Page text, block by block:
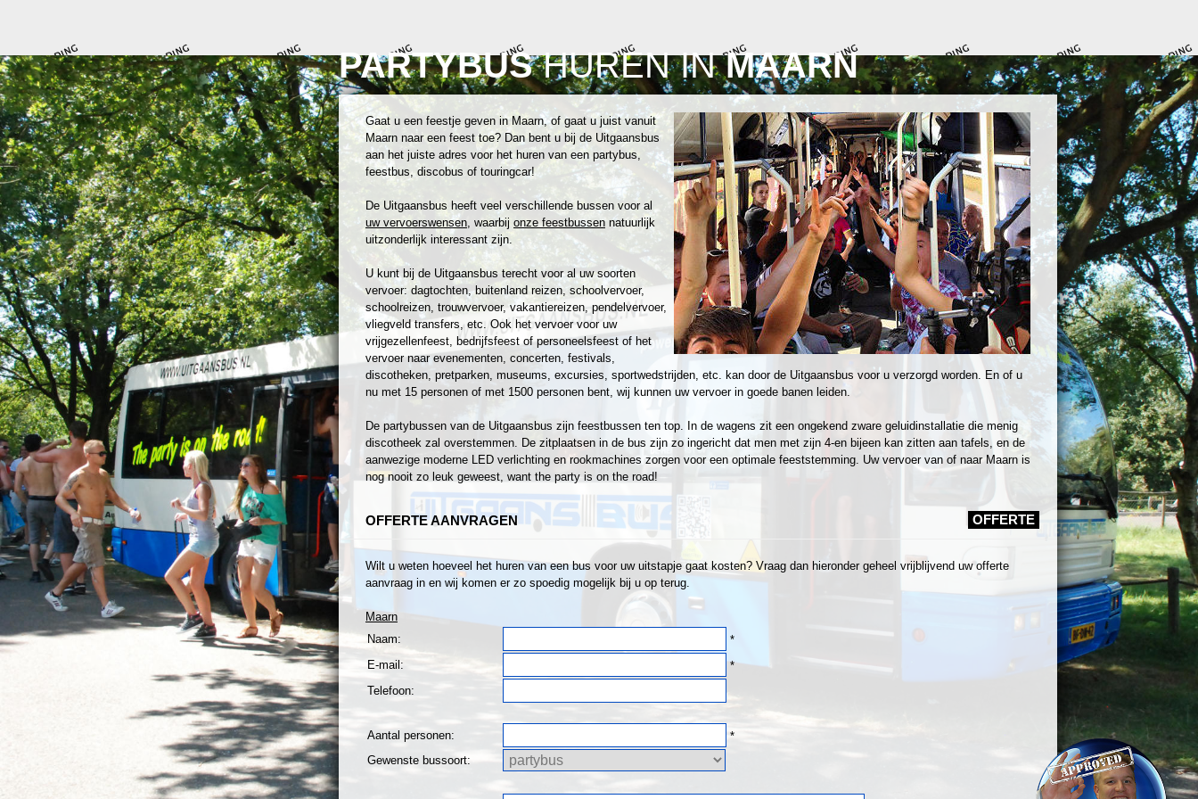
PARTYBUSHUREN INMAARN
Gaat u een feestje geven in Maarn, of gaat u juist vanuit
Maarn naar een feest toe? Dan bent u bij de Uitgaansbus
aan het juiste adres voor het huren van een partybus,
feestbus, discobus of touringcar!
De Uitgaansbus heeft veel verschillende bussen voor al
uw vervoerswensen, waarbij onze feestbussen natuurlijk
uitzonderlijk interessant zijn.
U kunt bij de Uitgaansbus terecht voor al uw soorten
vervoer: dagtochten, buitenland reizen, schoolvervoer,
schoolreizen, trouwvervoer, vakantiereizen, pendelvervoer,
vliegveld transfers, etc. Ook het vervoer voor uw
vrijgezellenfeest, bedrijfsfeest of personeelsfeest of het
vervoer naar evenementen, concerten, festivals,
discotheken, pretparken, museums, excursies, sportwedstrijden, etc. kan door de Uitgaansbus voor u verzorgd worden. En of u
nu met 15 personen of met 1500 personen bent, wij kunnen uw vervoer in goede banen leiden.
De partybussen van de Uitgaansbus zijn feestbussen ten top. In de wagens zit een ongekend zware geluidinstallatie die menig
discotheek zal overstemmen. De zitplaatsen in de bus zijn zo ingericht dat men met zijn 4-en bijeen kan zitten aan tafels, en de
aanwezige moderne LED verlichting en rookmachines zorgen voor een optimale feeststemming. Uw vervoer van of naar Maarn is
nog nooit zo leuk geweest, want the party is on the road!
OFFERTE AANVRAGEN OFFERTE
Wilt u weten hoeveel het huren van een bus voor uw uitstapje gaat kosten? Vraag dan hieronder geheel vrijblijvend uw offerte
aanvraag in en wij komen er zo spoedig mogelijk bij u op terug.
Maarn
Naam:
*
E-mail:
*
Telefoon:
Aantal personen:
*
Gewenste bussoort: